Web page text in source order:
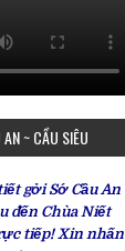
~ CẦU SIÊU
gởi Sớ Cầu An
đến Chùa Niết
tiếp! Xin nhấn